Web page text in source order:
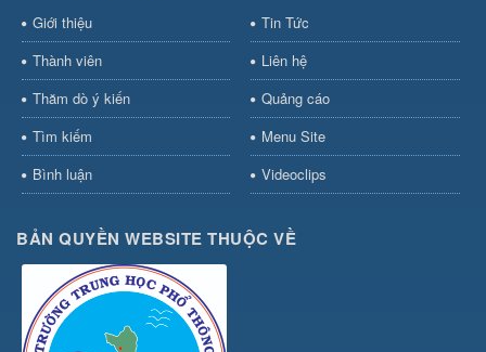
Giới thiệu
Tin Tức
Thành viên
Liên hệ
Thăm dò ý kiến
Quảng cáo
Tìm kiếm
Menu Site
Bình luận
Videoclips
BẢN QUYỀN WEBSITE THUỘC VỀ